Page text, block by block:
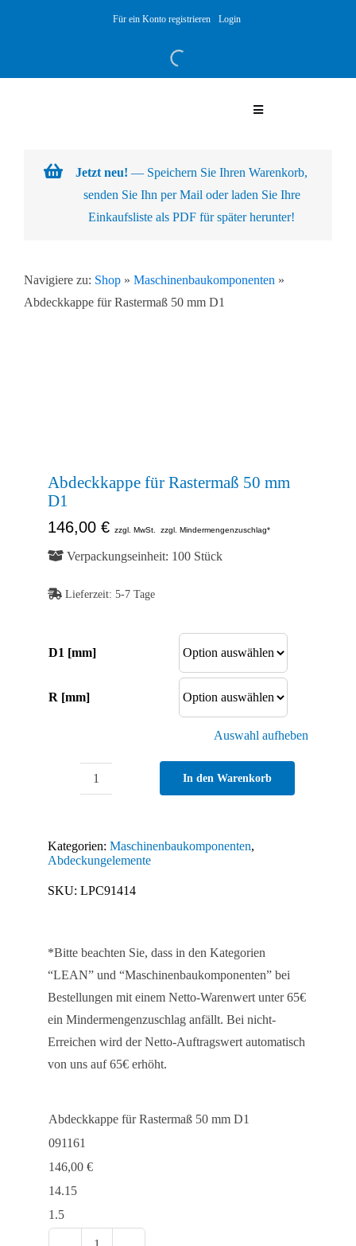
Für ein Konto registrieren Login
Toggle
Jetzt neu! — Speichern Sie Ihren Warenkorb,
senden Sie Ihn per Mail oder laden Sie Ihre
Einkaufsliste als PDF für später herunter!
Navigiere zu: Shop» Maschinenbaukomponenten »
Abdeckkappe für Rastermaß 50 mm D1
Abdeckkappe für Rastermaß 50 mm
D1
146,00 € zzgl. MwSt. zzgl. Mindermengenzuschlag*
Verpackungseinheit: 100 Stück
Lieferzeit: 5-7 Tage
D1 [mm]
R [mm]
Auswahl aufheben
50
D1
In den Warenkorb
Kategorien: Maschinenbaukomponenten,
Abdeckungelemente
SKU: LPC91414
*Bitte beachten Sie, dass in den Kategorien
“LEAN” und “Maschinenbaukomponenten” bei
Bestellungen mit einem Netto-Warenwert unter 65€
ein Mindermengenzuschlag anfällt. Bei nicht-
Erreichen wird der Netto-Auftragswert automatisch
von uns auf 65€ erhöht.
Abdeckkappe für Rastermaß 50 mm D1
091161
146,00 €
14.15
1.5